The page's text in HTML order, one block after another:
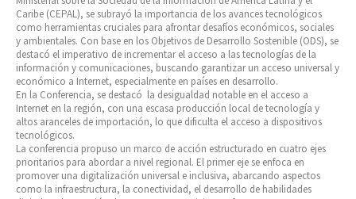
Caribe (CEPAL), se subrayó la importancia de los avances tecnológicos
como herramientas cruciales para afrontar desafíos económicos, sociales
y ambientales. Con base en los Objetivos de Desarrollo Sostenible (ODS), se
destacó el imperativo de incrementar el acceso a las tecnologías de la
información y comunicaciones, buscando garantizar un acceso universal y
económico a Internet, especialmente en países en desarrollo.
En la Conferencia, se destacó la desigualdad notable en el acceso a
Internet en la región, con una escasa producción local de tecnología y
altos aranceles de importación, lo que dificulta el acceso a dispositivos
tecnológicos.
La conferencia propuso un marco de acción estructurado en cuatro ejes
prioritarios para abordar a nivel regional. El primer eje se enfoca en
promover una digitalización universal e inclusiva, abarcando aspectos
como la infraestructura, la conectividad, el desarrollo de habilidades